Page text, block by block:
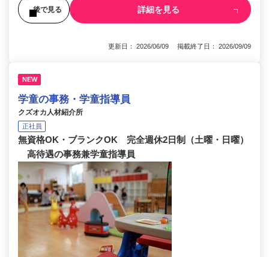
後で見る 詳細を見る
更新日： 2026/06/09 掲載終了日： 2026/09/09
NEW
学童の事務・学童指導員
クズオカ人材紹介所
正社員
無資格OK・ブランクOK 完全週休2日制（土曜・日曜）
高待遇の事務兼学童指導員